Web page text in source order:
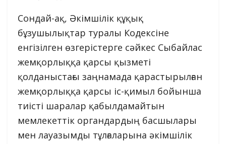
Сондай-ақ, Әкімшілік құқық
бұзушылықтар туралы Кодексіне
енгізілген өзгерістерге сәйкес Сыбайлас
жемқорлыққа қарсы қызметі
қолданыстағы заңнамада қарастырылған
жемқорлыққа қарсы іс-қимыл бойынша
тиісті шаралар қабылдамайтын
мемлекеттік органдардың басшылары
мен лауазымды тұлғаларына әкімшілік